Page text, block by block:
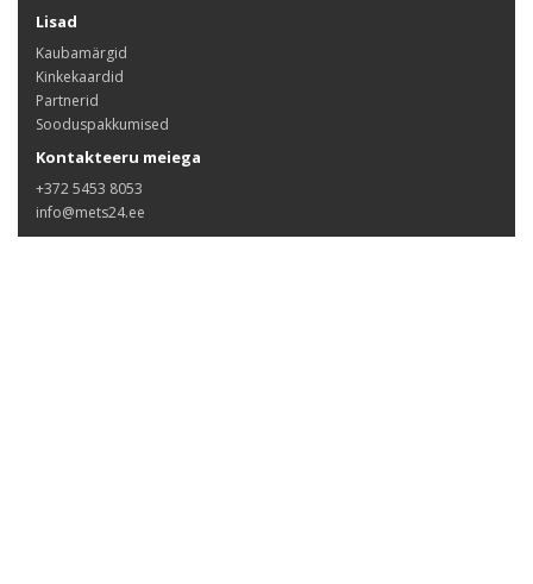
Lisad
Kaubamärgid
Kinkekaardid
Partnerid
Sooduspakkumised
Kontakteeru meiega
+372 5453 8053
info@mets24.ee